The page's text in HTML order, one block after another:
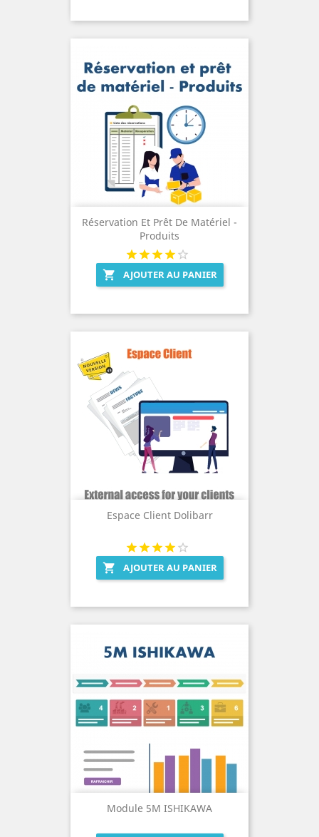
Réservation Et Prêt De Matériel -
Produits
 AJOUTER AU PANIER
Espace Client Dolibarr
 AJOUTER AU PANIER
Module 5M ISHIKAWA